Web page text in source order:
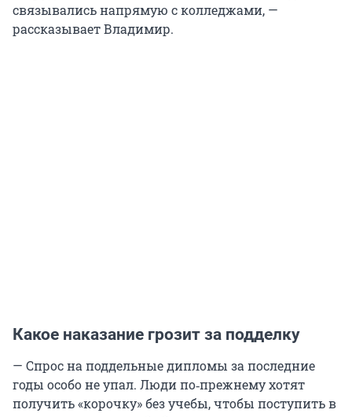
связывались напрямую с колледжами, —
рассказывает Владимир.
Какое наказание грозит за подделку
— Спрос на поддельные дипломы за последние
годы особо не упал. Люди по‑прежнему хотят
получить «корочку» без учебы, чтобы поступить в